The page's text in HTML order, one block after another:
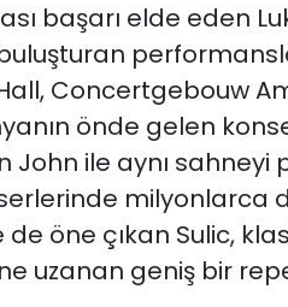
başarı elde eden
Concertgebouw
önde gelen
ile aynı sahneyi
milyonlarca
öne çıkan Sulic,
uzanan geniş bir